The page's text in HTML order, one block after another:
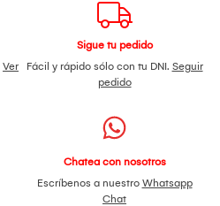
Ver
Sigue tu pedido
Fácil y rápido sólo con tu DNI. Seguir
pedido
Chatea con nosotros
Escríbenos a nuestro Whatsapp
Chat